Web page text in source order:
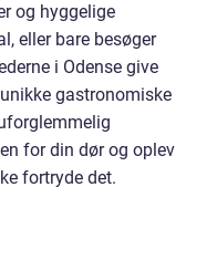
og hyggelige
eller bare besøger
i Odense give
gastronomiske
for din dør og oplev
fortryde det.